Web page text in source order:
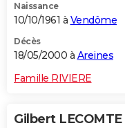
Naissance
10/10/1961 à Vendôme
Décès
18/05/2000 à Areines
Famille RIVIERE
Gilbert LECOMTE